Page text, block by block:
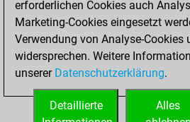
8, 2025
You
slow games
You scored
=1 -3 in slow
erforderlichen Cookies auch
Marketing-Cookies eingesetzt
Verwendung von Analyse-Cookies
widersprechen. Weitere
unserer Datenschutzerklärung.
Alles
Detaillierte